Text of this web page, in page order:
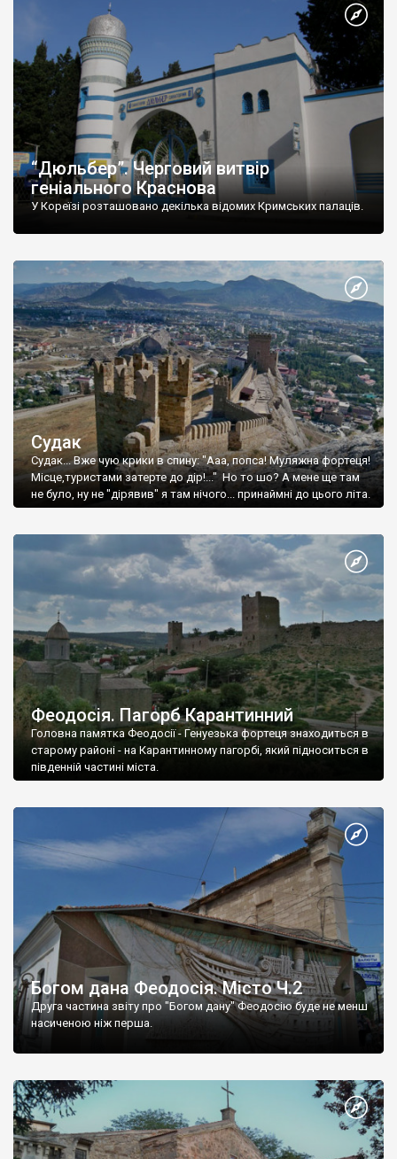
“Дюльбер”. Черговий витвір
геніального Краснова
У Кореїзі розташовано декілька відомих Кримських палаців.
Судак
Судак... Вже чую крики в спину: "Ааа, попса! Муляжна фортеця!
Місце,туристами затерте до дір!..." Но то шо? А мене ще там
не було, ну не "дірявив" я там нічого... принаймні до цього літа.
Феодосія. Пагорб Карантинний
Головна памятка Феодосії - Генуезька фортеця знаходиться в
старому районі - на Карантинному пагорбі, який підноситься в
південній частині міста.
Богом дана Феодосія. Місто Ч.2
Друга частина звіту про "Богом дану" Феодосію буде не менш
насиченою ніж перша.